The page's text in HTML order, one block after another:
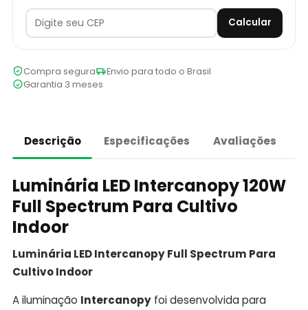
Calcular
Compra segura
Envio para todo o Brasil
Garantia 3 meses
Descrição Especificações Avaliações
Luminária LED Intercanopy 120W
Full Spectrum Para Cultivo
Indoor
Luminária LED Intercanopy Full Spectrum Para
Cultivo Indoor
A iluminação Intercanopyfoi desenvolvida para